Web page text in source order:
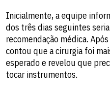
Inicialmente, a equipe
dos três dias seguintes
recomendação médica.
contou que a cirurgia foi
esperado e revelou que
tocar instrumentos.